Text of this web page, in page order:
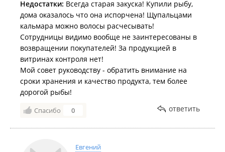
Недостатки: Всегда старая закуска! Купили рыбу,
дома оказалось что она испорчена! Щупальцами
кальмара можно волосы расчесывать!
Сотрудницы видимо вообще не заинтересованы в
возвращении покупателей! За продукцией в
витринах контроля нет!
Мой совет руководству - обратить внимание на
сроки хранения и качество продукта, тем более
дорогой рыбы!
Спасибо 0 ответить
Евгений